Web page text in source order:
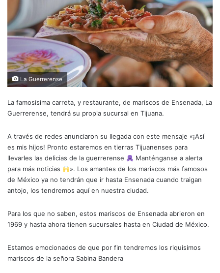
La Guerrerense
La famosisima carreta, y restaurante, de mariscos de Ensenada, La
Guerrerense, tendrá su propia sucursal en Tijuana.
A través de redes anunciaron su llegada con este mensaje «¡Así
es mis hijos! Pronto estaremos en tierras Tijuanenses para
llevarles las delicias de la guerrerense
Manténganse a alerta
para más noticias
». Los amantes de los mariscos más famosos
de México ya no tendrán que ir hasta Ensenada cuando traigan
antojo, los tendremos aquí en nuestra ciudad.
Para los que no saben, estos mariscos de Ensenada abrieron en
1969 y hasta ahora tienen sucursales hasta en Ciudad de México.
Estamos emocionados de que por fin tendremos los riquisimos
mariscos de la señora Sabina Bandera